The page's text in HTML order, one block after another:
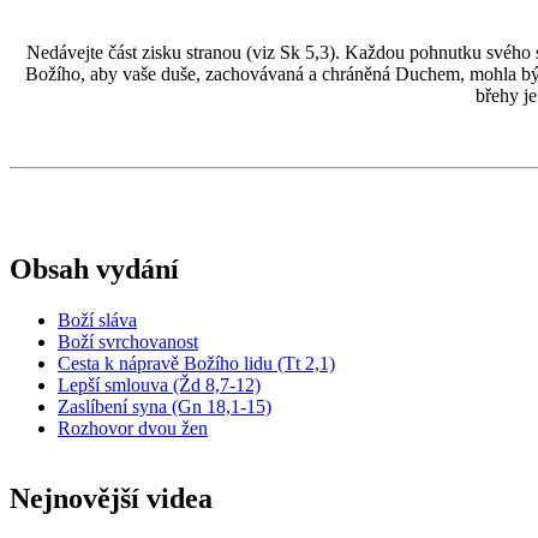
Nedávejte část zisku stranou (viz Sk 5,3). Každou pohnutku
Božího, aby vaše duše, zachovávaná a chráněná Duchem, mohla
břehy
Obsah vydání
Boží sláva
Boží svrchovanost
Cesta k nápravě Božího lidu (Tt 2,1)
Lepší smlouva (Žd 8,7-12)
Zaslíbení syna (Gn 18,1-15)
Rozhovor dvou žen
Nejnovější videa